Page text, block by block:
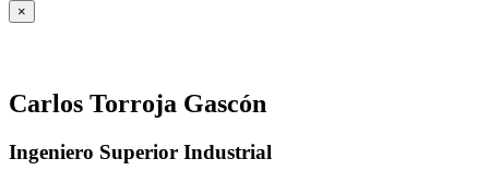
×
Carlos Torroja Gascón
Ingeniero Superior Industrial